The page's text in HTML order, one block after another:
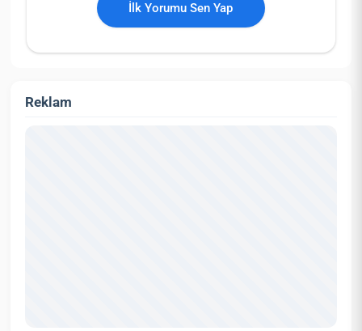
İlk Yorumu Sen Yap
Reklam